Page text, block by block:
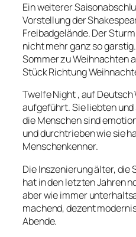
Ein weiterer
Vorstellung der
Freibadgelände. Der
nicht mehr ganz so
Sommer zu Weihnachten
Stück Richtung
Twelfe Night, auf Deutsch
aufgeführt.Sie liebten
die Menschen sind
und durchtrieben wie sie
Menschenkenner.
Die Inszenierung älter, die
hat in den letzten Jahren
aber wie immer
machend, dezent
Abende.